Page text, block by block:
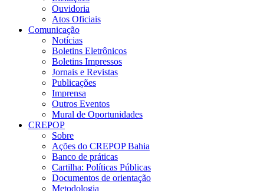
Ouvidoria
Atos Oficiais
Comunicação
Notícias
Boletins Eletrônicos
Boletins Impressos
Jornais e Revistas
Publicações
Imprensa
Outros Eventos
Mural de Oportunidades
CREPOP
Sobre
Ações do CREPOP Bahia
Banco de práticas
Cartilha: Políticas Públicas
Documentos de orientação
Metodologia